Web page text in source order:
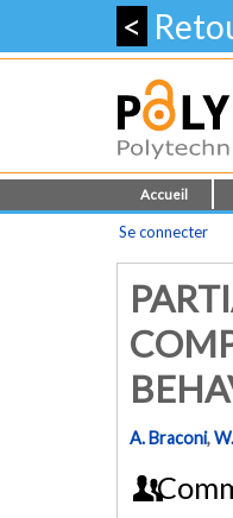
<
Accueil
Se connecter
A. Braconi,